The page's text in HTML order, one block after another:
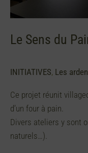
Le Sens du
INITIATIVES, Les
Ce projet réunit
d’un four à pain.
Divers ateliers y sont
naturels…).